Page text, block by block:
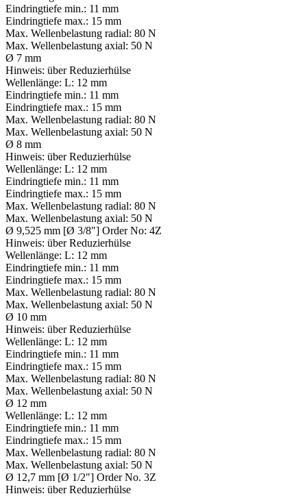
Eindringtiefe min.: 11 mm
Eindringtiefe max.: 15 mm
Max. Wellenbelastung radial: 80 N
Max. Wellenbelastung axial: 50 N
Ø 7 mm
Hinweis: über Reduzierhülse
Wellenlänge: L: 12 mm
Eindringtiefe min.: 11 mm
Eindringtiefe max.: 15 mm
Max. Wellenbelastung radial: 80 N
Max. Wellenbelastung axial: 50 N
Ø 8 mm
Hinweis: über Reduzierhülse
Wellenlänge: L: 12 mm
Eindringtiefe min.: 11 mm
Eindringtiefe max.: 15 mm
Max. Wellenbelastung radial: 80 N
Max. Wellenbelastung axial: 50 N
Ø 9,525 mm [Ø 3/8"] Order No: 4Z
Hinweis: über Reduzierhülse
Wellenlänge: L: 12 mm
Eindringtiefe min.: 11 mm
Eindringtiefe max.: 15 mm
Max. Wellenbelastung radial: 80 N
Max. Wellenbelastung axial: 50 N
Ø 10 mm
Hinweis: über Reduzierhülse
Wellenlänge: L: 12 mm
Eindringtiefe min.: 11 mm
Eindringtiefe max.: 15 mm
Max. Wellenbelastung radial: 80 N
Max. Wellenbelastung axial: 50 N
Ø 12 mm
Wellenlänge: L: 12 mm
Eindringtiefe min.: 11 mm
Eindringtiefe max.: 15 mm
Max. Wellenbelastung radial: 80 N
Max. Wellenbelastung axial: 50 N
Ø 12,7 mm [Ø 1/2"] Order No. 3Z
Hinweis: über Reduzierhülse